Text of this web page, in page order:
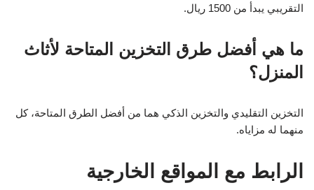
التقريبي يبدأ من 1500 ريال.
ما هي أفضل طرق التخزين المتاحة لأثاث
المنزل؟
التخزين التقليدي والتخزين الذكي هما من أفضل الطرق المتاحة، كل
منهما له مزاياه.
الرابط مع المواقع الخارجية